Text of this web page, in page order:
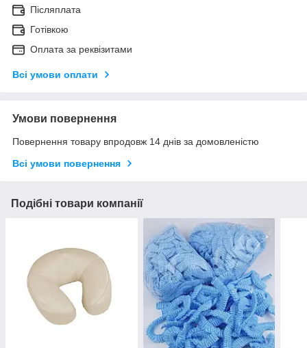
Післяплата
Готівкою
Оплата за реквізитами
Всі умови оплати
Умови повернення
Повернення товару впродовж 14 днів за домовленістю
Всі умови повернення
Подібні товари компанії